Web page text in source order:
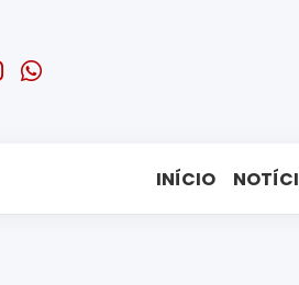
INÍCIO